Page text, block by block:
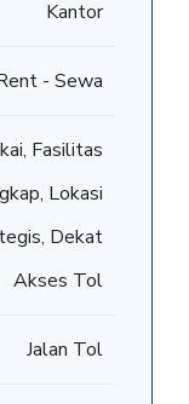
Kantor
- Sewa
Fasilitas
Lokasi
Dekat
Akses Tol
Jalan Tol